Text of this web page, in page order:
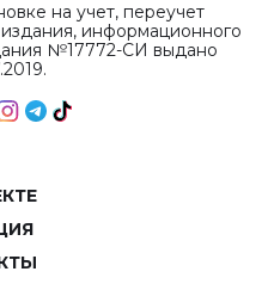
на учет, переучет
информационного
№17772-СИ выдано